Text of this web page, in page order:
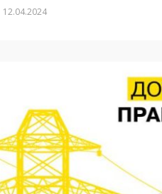
12.04.2024